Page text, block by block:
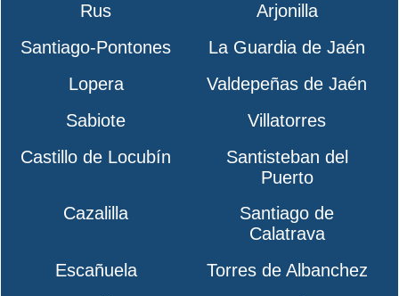
Rus
Arjonilla
Santiago-Pontones
La Guardia de Jaén
Lopera
Valdepeñas de Jaén
Sabiote
Villatorres
Castillo de Locubín
Santisteban del
Puerto
Cazalilla
Santiago de
Calatrava
Escañuela
Torres de Albanchez